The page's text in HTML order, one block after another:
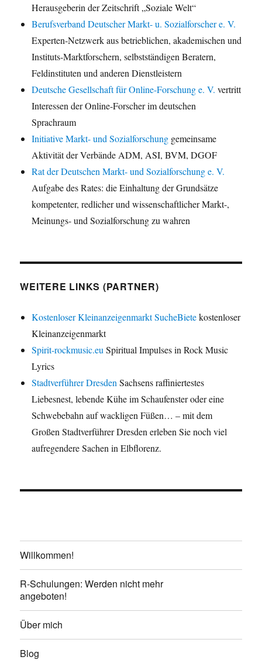
Herausgeberin der Zeitschrift „Soziale Welt“
Berufsverband Deutscher Markt- u. Sozialforscher e. V.
Experten-Netzwerk aus betrieblichen, akademischen und
Instituts-Marktforschern, selbstständigen Beratern,
Feldinstituten und anderen Dienstleistern
Deutsche Gesellschaft für Online-Forschung e. V. vertritt
Interessen der Online-Forscher im deutschen
Sprachraum
Initiative Markt- und Sozialforschung gemeinsame
Aktivität der Verbände ADM, ASI, BVM, DGOF
Rat der Deutschen Markt- und Sozialforschung e. V.
Aufgabe des Rates: die Einhaltung der Grundsätze
kompetenter, redlicher und wissenschaftlicher Markt-,
Meinungs- und Sozialforschung zu wahren
WEITERE LINKS (PARTNER)
Kostenloser Kleinanzeigenmarkt SucheBietekostenloser
Kleinanzeigenmarkt
Spirit-rockmusic.eu Spiritual Impulses in Rock Music
Lyrics
Stadtverführer Dresden Sachsens raffiniertestes
Liebesnest, lebende Kühe im Schaufenster oder eine
Schwebebahn auf wackligen Füßen… – mit dem
Großen Stadtverführer Dresden erleben Sie noch viel
aufregendere Sachen in Elbflorenz.
Willkommen!
R-Schulungen: Werden nicht mehr
angeboten!
Über mich
Blog